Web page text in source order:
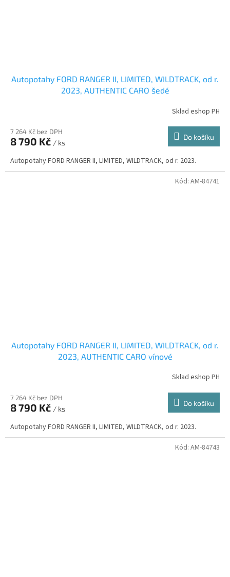
Autopotahy FORD RANGER II, LIMITED, WILDTRACK, od r.
2023, AUTHENTIC CARO šedé
Sklad eshop PH
7 264 Kč bez DPH
8 790 Kč / ks
Do košíku
Autopotahy FORD RANGER II, LIMITED, WILDTRACK, od r. 2023.
Autopotahy FORD RANGER II, LIMITED, WILDTRACK, od r.
2023, AUTHENTIC CARO vínové
Sklad eshop PH
7 264 Kč bez DPH
8 790 Kč / ks
Do košíku
Autopotahy FORD RANGER II, LIMITED, WILDTRACK, od r. 2023.
Kód: AM-84741
Kód: AM-84743